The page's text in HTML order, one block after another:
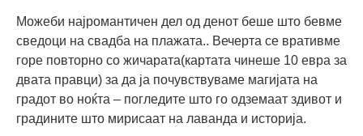
Можеби најромантичен дел од денот беше што бевме
сведоци на свадба на плажата.. Вечерта се вративме
горе повторно со жичарата(картата чинеше 10 евра за
двата правци) за да ја почувствуваме магијата на
градот во ноќта – погледите што го одземаат здивот и
градините што мирисаат на лаванда и историја.